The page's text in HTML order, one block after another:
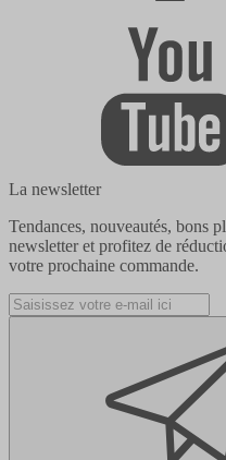
La newsletter
Tendances, nouveautés, bons
newsletter et profitez de
votre prochaine commande.